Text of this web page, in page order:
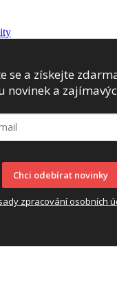
se a získejte
novinek a
Chci odebírat novinky
zpracování osobních